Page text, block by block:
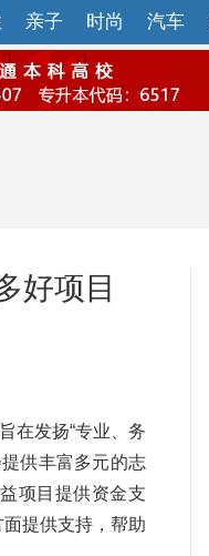
亲子 时尚 汽车
好项目
在发扬“专业、务
供丰富多元的志
项目提供资金支
提供支持，帮助